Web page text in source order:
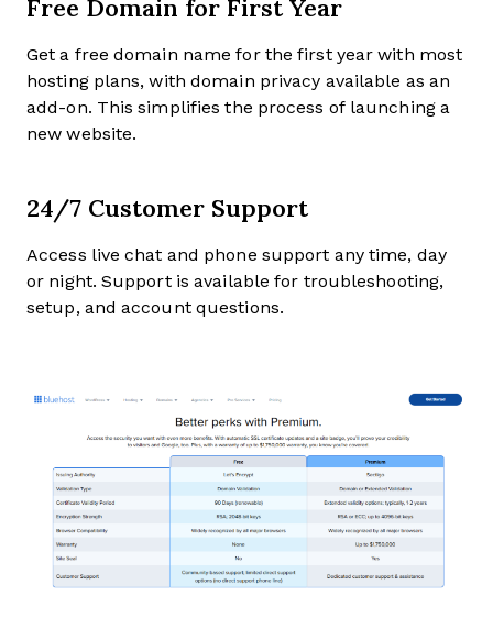
Get a free domain name for the first year with most
hosting plans, with domain privacy available as an
add-on. This simplifies the process of launching a
new website.
24/7 Customer Support
Access live chat and phone support any time, day
or night. Support is available for troubleshooting,
setup, and account questions.